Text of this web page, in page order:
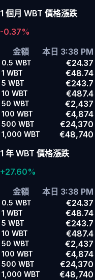
1 個月 WBT 價格漲跌
-0.37%
金額
本日 3:38 PM
0.5 WBT €24.37
1 WBT €48.74
5 WBT €243.7
10 WBT €487.4
50 WBT €2,437
100 WBT €4,874
500 WBT €24,370
1,000 WBT €48,740
1 年 WBT 價格漲跌
+27.60%
金額
本日 3:38 PM
0.5 WBT €24.37
1 WBT €48.74
5 WBT €243.7
10 WBT €487.4
50 WBT €2,437
100 WBT €4,874
500 WBT €24,370
1,000 WBT €48,740